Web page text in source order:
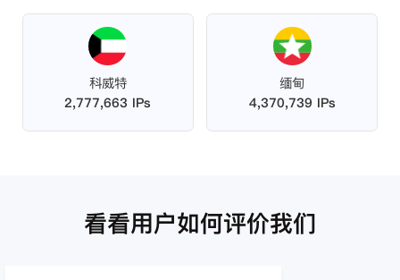
科威特
2,777,663 IPs
缅甸
4,370,739 IPs
看看用户如何评价我们